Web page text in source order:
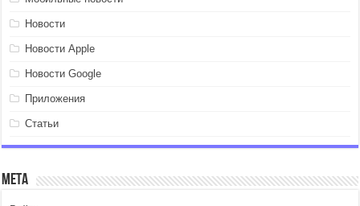
Новости
Новости Apple
Новости Google
Приложения
Статьи
Мета